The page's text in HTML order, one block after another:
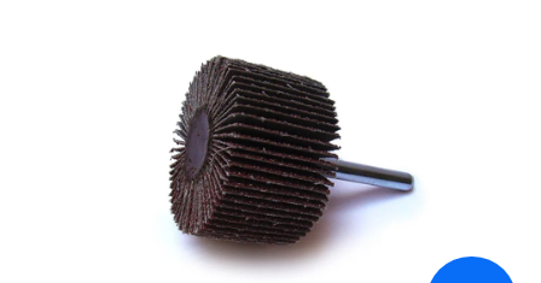
hvězdiček.